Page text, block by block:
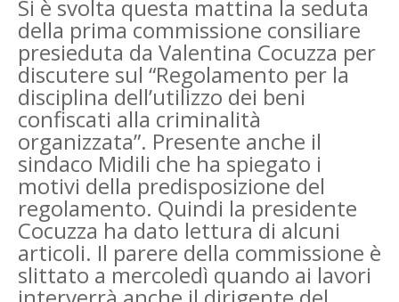
Si è svolta questa mattina la seduta
della prima commissione consiliare
presieduta da Valentina Cocuzza per
discutere sul “Regolamento per la
disciplina dell’utilizzo dei beni
confiscati alla criminalità
organizzata”. Presente anche il
sindaco Midili che ha spiegato i
motivi della predisposizione del
regolamento. Quindi la presidente
Cocuzza ha dato lettura di alcuni
articoli. Il parere della commissione è
slittato a mercoledì quando ai lavori